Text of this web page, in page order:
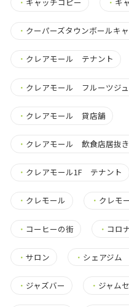
・ クーパーズタウンボールキ
・ クレアモール テナント
・ クレアモール フルーツジュ
・ クレアモール 貸店舗
・ クレアモール 飲食店居抜
・ クレアモール1F テナント
・ クレモール ・ クレモ
・ コーヒーの街 ・ コロ
・ サロン ・ シェアジム
・ ジャズバー ・ ジャム